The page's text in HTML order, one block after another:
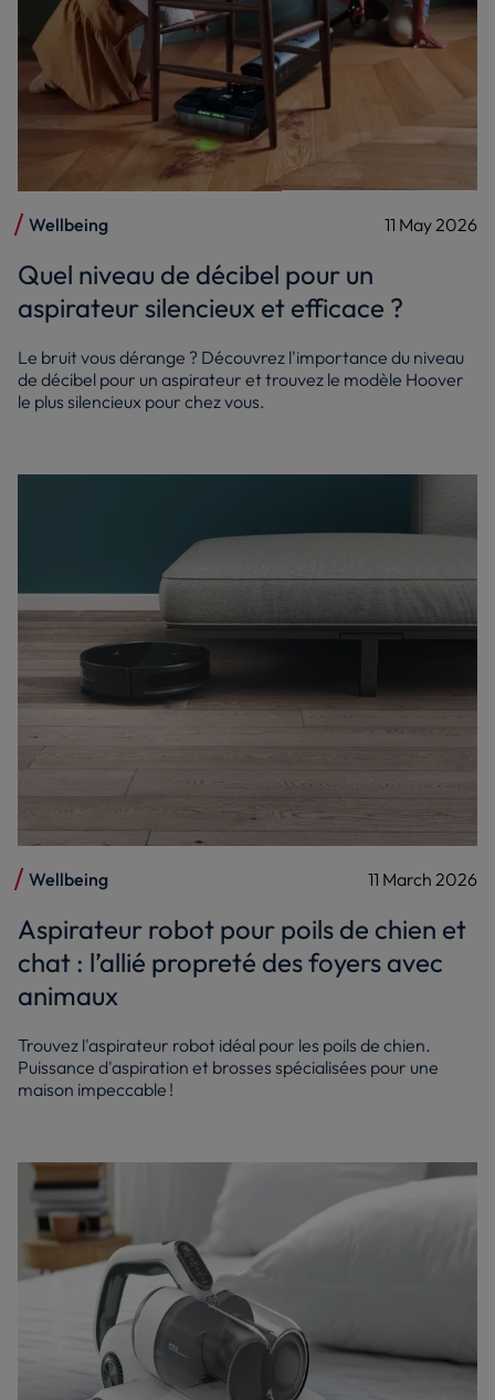
Wellbeing 11 May 2026
Quel niveau de décibel pour un
aspirateur silencieux et efficace ?
Le bruit vous dérange ? Découvrez l'importance du niveau
de décibel pour un aspirateur et trouvez le modèle Hoover
le plus silencieux pour chez vous.
Wellbeing 11 March 2026
Aspirateur robot pour poils de chien et
chat : l’allié propreté des foyers avec
animaux
Trouvez l'aspirateur robot idéal pour les poils de chien.
Puissance d'aspiration et brosses spécialisées pour une
maison impeccable !